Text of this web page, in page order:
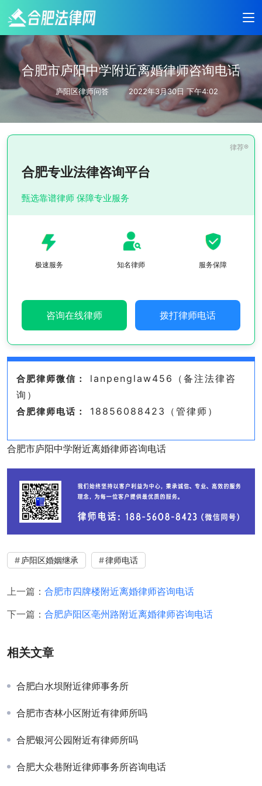
合肥市庐阳中学附近离婚律师咨询电话
庐阳区律师问答 2022年3月30日 下午4:02
合肥专业法律咨询平台
甄选靠谱律师 保障专业服务
极速服务 知名律师 服务保障
咨询在线律师 拨打律师电话
合肥律师微信：
lanpenglaw456（备注法律咨
询）
合肥律师电话： 18856088423（管律师）
合肥市庐阳中学附近离婚律师咨询电话
庐阳区婚姻继承 律师电话
上一篇： 合肥市四牌楼附近离婚律师咨询电话
下一篇： 合肥庐阳区亳州路附近离婚律师咨询电话
相关文章
合肥白水坝附近律师事务所
合肥市杏林小区附近有律师所吗
合肥银河公园附近有律师所吗
合肥大众巷附近律师事务所咨询电话